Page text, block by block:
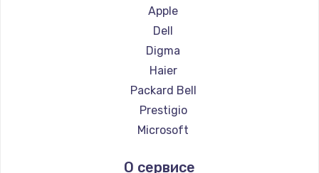
Ремонт ноутбуков Thunderobot
Ремонт ноутбуков Hasee
Ремонт ноутбуков ZTE
Ремонт ноутбуков Hiper
Ремонт ноутбуков Evga
Ремонт ноутбуков Google
Ремонт ноутбуков Echips
Ремонт ноутбуков Predator
Apple
Dell
Digma
Haier
Packard Bell
Prestigio
Microsoft
Aquarius
О сервисе